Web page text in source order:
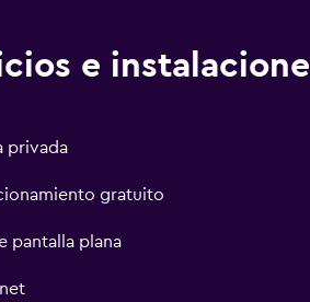
e
privada
gratuito
pantalla plana